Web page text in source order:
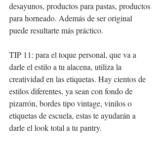
desayunos, productos para pastas, productos
para horneado. Además de ser original
puede resultarte más práctico.
TIP 11: para el toque personal, que va a
darle el estilo a tu alacena, utiliza la
creatividad en las etiquetas. Hay cientos de
estilos diferentes, ya sean con fondo de
pizarrón, bordes tipo vintage, vinilos o
etiquetas de escuela, estas te ayudarán a
darle el look total a tu pantry.